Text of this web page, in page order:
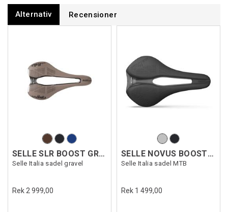
Alternativ Recensioner
SELLE SLR BOOST GRAVEL TI316 SF
Selle Italia sadel gravel
Rek 2 999,00
SELLE NOVUS BOOST EVO XCROSS SF
Selle Italia sadel MTB
Rek 1 499,00